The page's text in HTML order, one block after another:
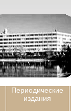
Периодические
издания